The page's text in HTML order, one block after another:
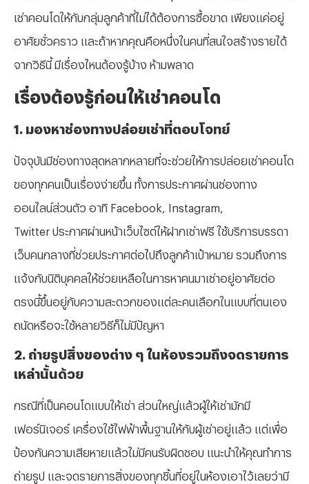
เช่าคอนโดให้กับกลุ่มลูกค้าที่ไม่ได้ต้องการซื้อขาด เพียงแค่อยู่
อาศัยชั่วคราว และถ้าหากคุณคือหนึ่งในคนที่สนใจสร้างรายได้
จากวิธีนี้ มีเรื่องไหนต้องรู้บ้าง ห้ามพลาด
⁠เรื่องต้องรู้ก่อนให้เช่าคอนโด
1. มองหาช่องทางปล่อยเช่าที่ตอบโจทย์
ปัจจุบันมีช่องทางสุดหลากหลายที่จะช่วยให้การปล่อยเช่าคอนโด
ของทุกคนเป็นเรื่องง่ายขึ้น ทั้งการประกาศผ่านช่องทาง
ออนไลน์ส่วนตัว อาทิ Facebook, Instagram,
Twitter ประกาศผ่านหน้าเว็บไซต์ให้ฝากเช่าฟรี ใช้บริการบรรดา
เว็บคนกลางที่ช่วยประกาศต่อไปถึงลูกค้าเป้าหมาย รวมถึงการ
แจ้งกับนิติบุคคลให้ช่วยเหลือในการหาคนมาเช่าอยู่อาศัยต่อ
ตรงนี้ขึ้นอยู่กับความสะดวกของแต่ละคนเลือกในแบบที่ตนเอง
ถนัดหรือจะใช้หลายวิธีก็ไม่มีปัญหา
⁠2. ถ่ายรูปสิ่งของต่าง ๆ ในห้องรวมถึงจดรายการ
เหล่านั้นด้วย
กรณีที่เป็นคอนโดแบบให้เช่า ส่วนใหญ่แล้วผู้ให้เช่ามักมี
เฟอร์นิเจอร์ เครื่องใช้ไฟฟ้าพื้นฐานให้กับผู้เช่าอยู่แล้ว แต่เพื่อ
ป้องกันความเสียหายแล้วไม่มีคนรับผิดชอบ แนะนำให้คุณทำการ
ถ่ายรูป และจดรายการสิ่งของทุกชิ้นที่อยู่ในห้องเอาไว้เลยว่ามี